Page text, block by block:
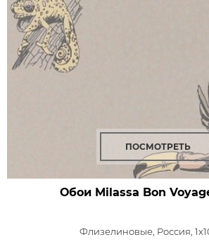
ПОСМОТРЕТЬ
Обои Milassa Bon
Флизелиновые, Россия,